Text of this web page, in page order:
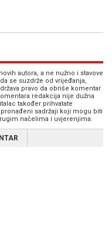
autora, a ne nužno i stavove
se suzdrže od vrijeđanja,
pravo da obriše komentar
redakcija nije dužna
također prihvatate
sadržaji koji mogu biti
načelima i uvjerenjima.